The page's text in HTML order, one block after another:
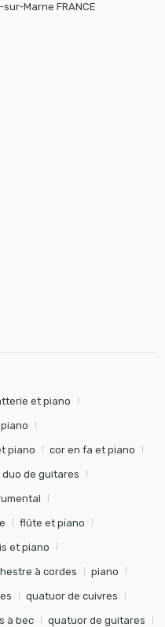
Marne FRANCE
et piano
piano cor en fa et piano
duo de guitares
flûte et piano
et piano
à cordes piano
quatuor de cuivres
à bec quatuor de guitares